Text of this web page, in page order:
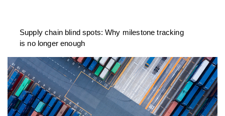
Supply chain blind spots: Why milestone tracking
is no longer enough